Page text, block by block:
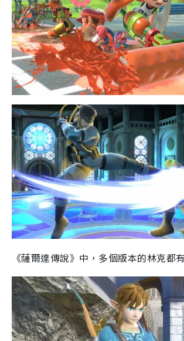
《薩爾達傳說》中，多個版本的林克都